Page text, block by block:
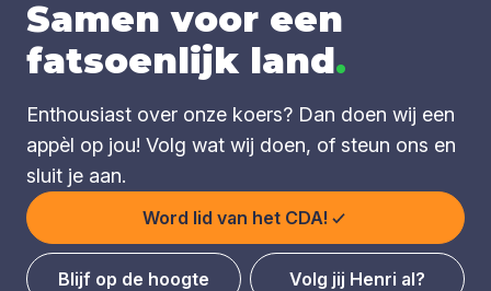
Samen voor een
fatsoenlijk land.
Enthousiast over onze koers? Dan doen wij een
appèl op jou! Volg wat wij doen, of steun ons en
sluit je aan.
Word lid van het CDA!
Blijf op de hoogte Volg jij Henri al?